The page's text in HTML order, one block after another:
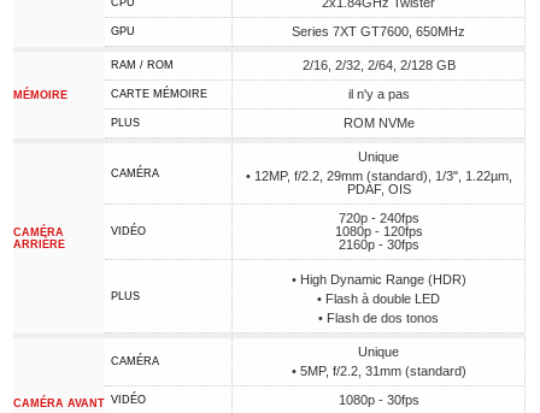
CPU
GPU Series 7XT GT7600, 650MHz
MÉMOIRE
RAM / ROM 2/16, 2/32, 2/64, 2/128 GB
CARTE MÉMOIRE il n'y a pas
PLUS ROM NVMe
CAMÉRA
ARRIÈRE
CAMÉRA
Unique
• 12MP, f/2.2, 29mm (standard), 1/3", 1.22µm,
PDAF, OIS
VIDÉO
720p - 240fps
1080p - 120fps
2160p - 30fps
PLUS
• High Dynamic Range (HDR)
• Flash à double LED
• Flash de dos tonos
CAMÉRA AVANT
CAMÉRA
Unique
• 5MP, f/2.2, 31mm (standard)
VIDÉO 1080p - 30fps